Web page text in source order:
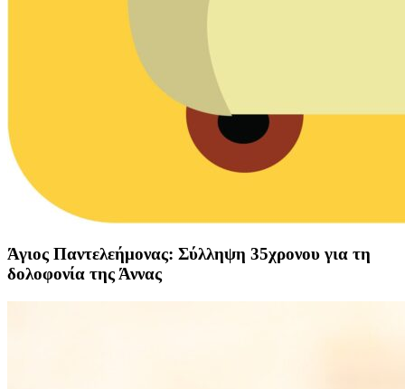
Άγιος Παντελεήμονας: Σύλληψη 35χρονου για τη
δολοφονία της Άννας